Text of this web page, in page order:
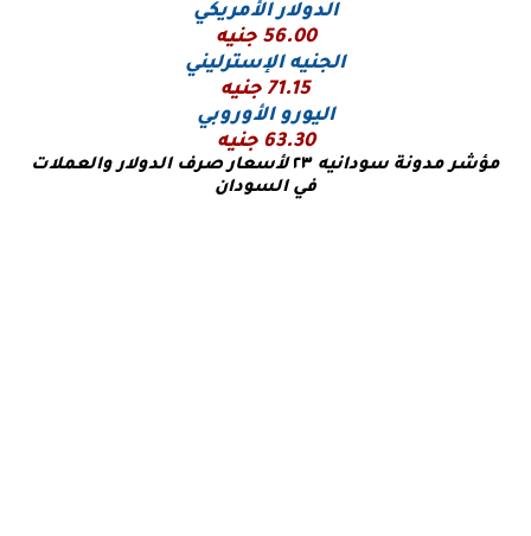
الدولار الأمريكي
56.00 جنيه
الجنيه الإسترليني
71.15 جنيه
اليورو الأوروبي
63.30 جنيه
مؤشر مدونة سودانيه ٢٣ لأسعار صرف الدولار والعملات
في السودان